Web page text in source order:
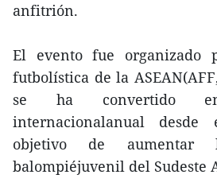
anfitrión.
El evento fue organizado
futbolística de la
se ha convertido
internacionalanual
objetivo de
balompiéjuvenil del Sudeste